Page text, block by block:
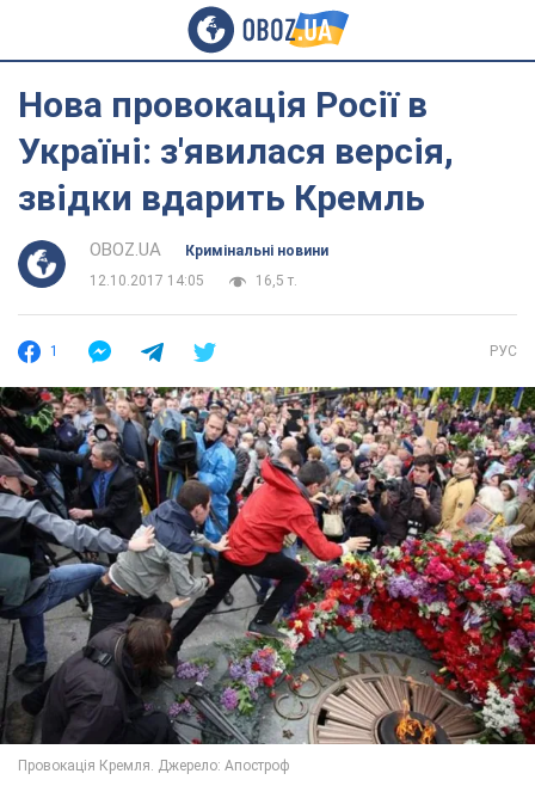
Нова провокація Росії в
Україні: з'явилася версія,
звідки вдарить Кремль
OBOZ.UA
Кримінальні новини
12.10.2017 14:05
16,5 т.
1 РУС